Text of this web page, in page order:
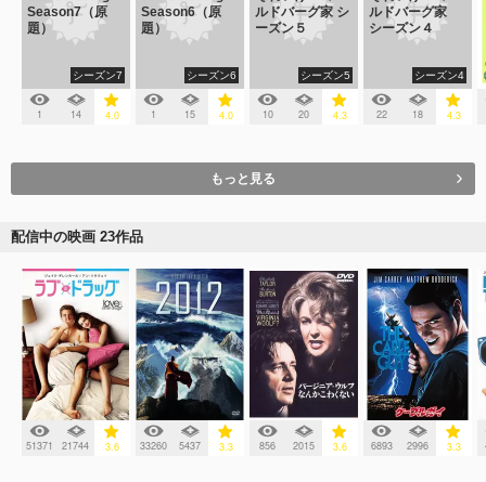
Season7（原
題）
シーズン7
1 14 4.0
Season6（原
題）
シーズン6
1 15 4.0
ルドバーグ家 シ
ーズン５
シーズン5
10 20 4.3
ルドバーグ家
シーズン４
シーズン4
22 18 4.3
もっと見る
配信中の映画 23作品
51371 21744 3.6 33260 5437 3.3 856 2015 3.6 6893 2996 3.3